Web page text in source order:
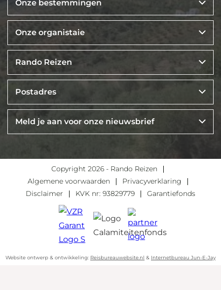
Onze bestemmingen
Onze organistaie
Rando Reizen
Postadres
Meld je aan voor onze nieuwsbrief
Copyright 2026 - Rando Reizen
Algemene voorwaarden
Privacyverklaring
Disclaimer
KVK nr: 93829779 Garantiefonds
Website ontwerp & ontwikkeling: Reisbureauwebsite.nl & Internetbureau Jun-E-Jay